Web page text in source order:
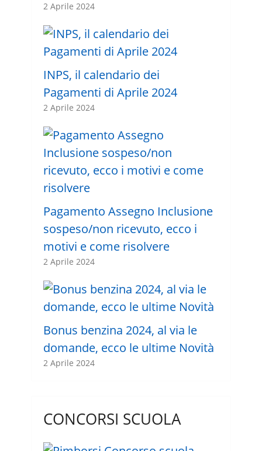
2 Aprile 2024
INPS, il calendario dei
Pagamenti di Aprile 2024
2 Aprile 2024
Pagamento Assegno Inclusione
sospeso/non ricevuto, ecco i
motivi e come risolvere
2 Aprile 2024
Bonus benzina 2024, al via le
domande, ecco le ultime Novità
2 Aprile 2024
CONCORSI SCUOLA